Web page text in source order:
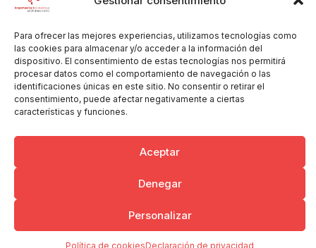
Para ofrecer las mejores experiencias, utilizamos tecnologías como
las cookies para almacenar y/o acceder a la información del
dispositivo. El consentimiento de estas tecnologías nos permitirá
procesar datos como el comportamiento de navegación o las
identificaciones únicas en este sitio. No consentir o retirar el
consentimiento, puede afectar negativamente a ciertas
características y funciones.
Aceptar
Denegar
Personalizar
Política de cookiesDeclaración de privacidad